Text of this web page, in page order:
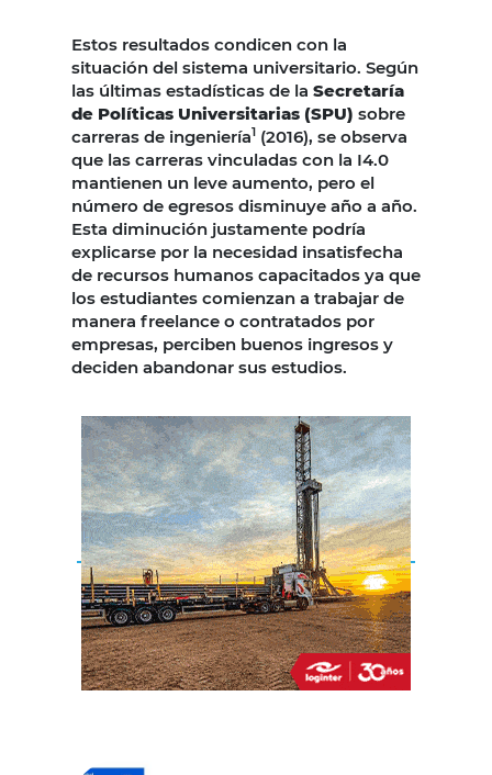
Estos resultados condicen con la
situación del sistema universitario. Según
las últimas estadísticas de la Secretaría
de Políticas Universitarias (SPU) sobre
carreras de ingeniería1 (2016), se observa
que las carreras vinculadas con la I4.0
mantienen un leve aumento, pero el
número de egresos disminuye año a año.
Esta diminución justamente podría
explicarse por la necesidad insatisfecha
de recursos humanos capacitados ya que
los estudiantes comienzan a trabajar de
manera freelance o contratados por
empresas, perciben buenos ingresos y
deciden abandonar sus estudios.